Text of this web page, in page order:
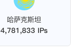
哈萨克斯坦
4,781,833 IPs